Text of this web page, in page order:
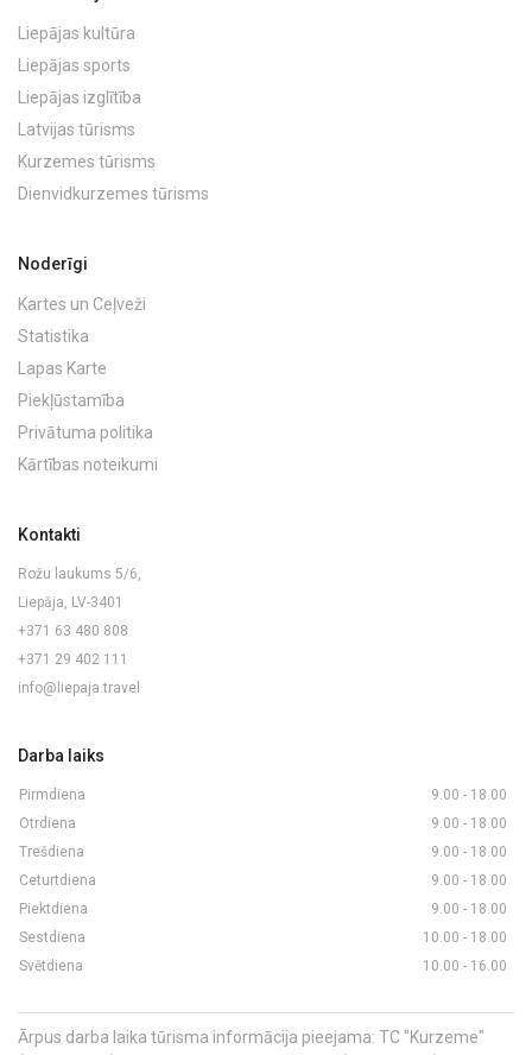
Liepājas kultūra
Liepājas sports
Liepājas izglītība
Latvijas tūrisms
Kurzemes tūrisms
Dienvidkurzemes tūrisms
Noderīgi
Kartes un Ceļveži
Statistika
Lapas Karte
Piekļūstamība
Privātuma politika
Kārtības noteikumi
Kontakti
Rožu laukums 5/6,
Liepāja, LV-3401
+371 63 480 808
+371 29 402 111
info@liepaja.travel
Darba laiks
Pirmdiena
9.00 - 18.00
Otrdiena
9.00 - 18.00
Trešdiena
9.00 - 18.00
Ceturtdiena
9.00 - 18.00
Piektdiena
9.00 - 18.00
Sestdiena
10.00 - 18.00
Svētdiena
10.00 - 16.00
Ārpus darba laika tūrisma informācija pieejama: TC "Kurzeme"